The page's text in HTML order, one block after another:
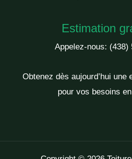
Estimation
Appelez-nous: (438)
Obtenez dès aujourd’hui une
pour vos besoins